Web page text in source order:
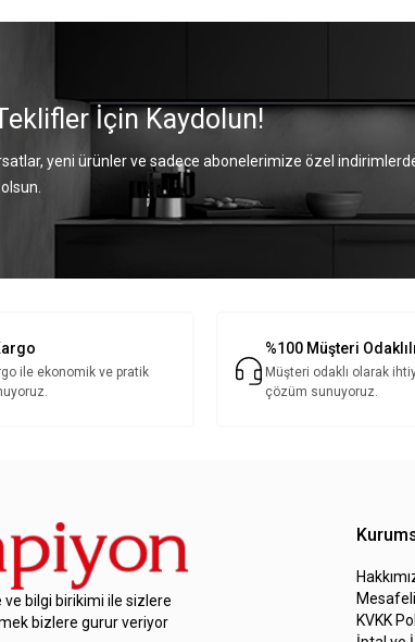
İçin Kaydolun!
yeni ürünler ve sadece abonelerimize özel
ile ekonomik ve pratik
%100 Müşteri
Müşteri odaklı olarak
çözüm sunuyoruz.
ve bilgi birikimi ile sizlere
bizlere gurur veriyor
KVKK